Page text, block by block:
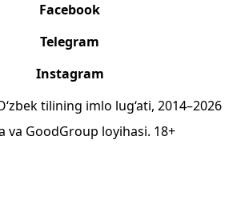
Facebook
Telegram
Instagram
tilining imlo lug‘ati, 2014–2026
va GoodGroup loyihasi. 18+